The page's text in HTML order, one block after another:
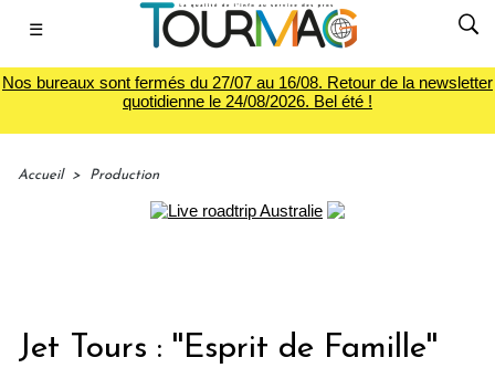
☰
Nos bureaux sont fermés du 27/07 au 16/08. Retour de la newsletter
quotidienne le 24/08/2026. Bel été !
Accueil > Production
Jet Tours : ''Esprit de Famille''